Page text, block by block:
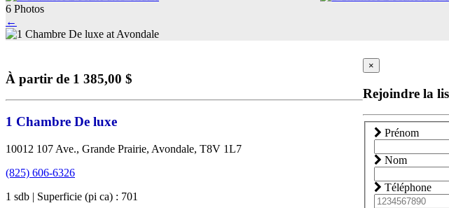
6 Photos
←
À partir de 1 385,00 $
1 Chambre De luxe
10012 107 Ave., Grande Prairie, Avondale, T8V 1L7
(825) 606-6326
1 sdb | Superficie (pi ca) : 701
×
Rejoindre la
Prénom
Nom
Téléphone